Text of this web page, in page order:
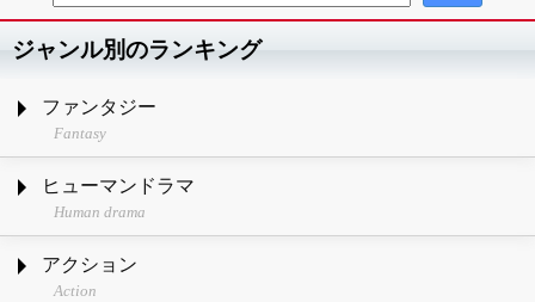
ジャンル別のランキング
ファンタジー
Fantasy
ヒューマンドラマ
Human drama
アクション
Action